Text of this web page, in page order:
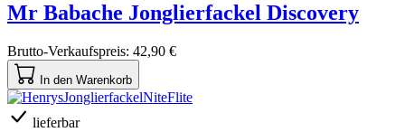
Mr Babache Jonglierfackel Discovery
Brutto-Verkaufspreis: 42,90 €
In den Warenkorb
lieferbar